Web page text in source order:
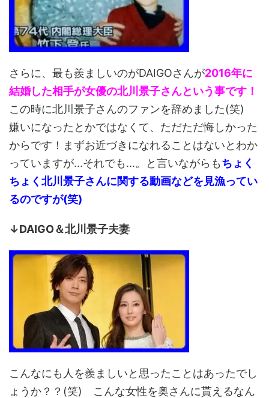
さらに、最も羨ましいのがDAIGOさんが2016年に
結婚した相手が女優の北川景子さんという事です！
この時に北川景子さんのファンを辞めました(笑)
嫌いになったとかではなくて、ただただ悔しかった
からです！まずお近づきになれることはないとわか
っていますが...それでも...。と言いながらもちょく
ちょく北川景子さんに関する動画などを見漁ってい
るのですが(笑)
↓DAIGO＆北川景子夫妻
こんなにも人を羨ましいと思ったことはあったでし
ょうか？？(笑) こんな女性を奥さんに貰えるなん